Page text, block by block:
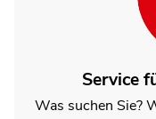
Service
Was suchen Sie?